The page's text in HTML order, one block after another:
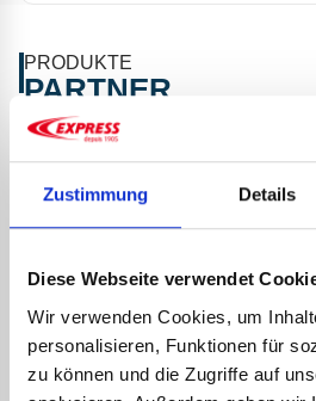
Zustimmung Details
Diese Webseite verwendet
Wir verwenden Cookies, um
personalisieren, Funktionen für
zu können und die Zugriffe auf
PRODUKTE
PARTNER